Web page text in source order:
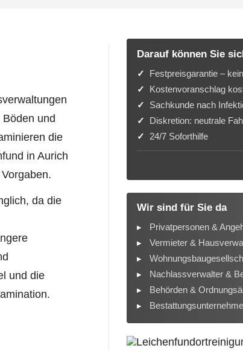
und
die
in Aurich
da die
und die
Darauf können Sie
Festpreisgarantie –
Kostenvoranschlag
Sachkunde nach
Diskretion: neutrale
24/7 Soforthilfe
Wir sind für Sie da
Privatpersonen &
Vermieter &
Nachlassverwalter &
Behörden &